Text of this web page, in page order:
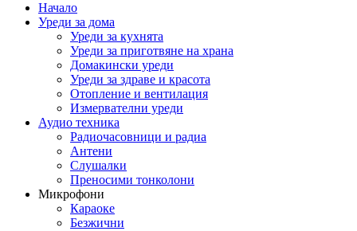
Начало
Уреди за дома
Уреди за кухнята
Уреди за приготвяне на храна
Домакински уреди
Уреди за здраве и красота
Отопление и вентилация
Измервателни уреди
Аудио техника
Радиочасовници и радиа
Антени
Слушалки
Преносими тонколони
Микрофони
Караоке
Безжични